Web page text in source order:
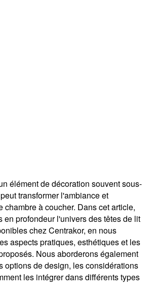
élément de décoration souvent sous-
transformer l'ambiance et
chambre à coucher. Dans cet article,
en profondeur l'univers des têtes de lit
chez Centrakor, en nous
aspects pratiques, esthétiques et les
Nous aborderons également
options de design, les considérations
les intégrer dans différents types